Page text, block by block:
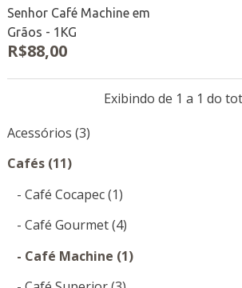
Acessórios (3)
Cafés (11)
- Café Cocapec (1)
- Café Gourmet (4)
- Café Machine (1)
Senhor Café Machine em
Grãos - 1KG
R$88,00
Exibindo de 1 a 1 do